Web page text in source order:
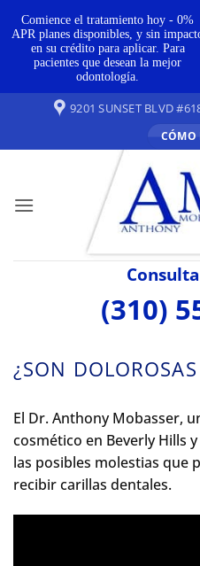
contenido
9201 SUNSET BLVD
CÓMO
(310)
¿SON
El Dr. Anthony Mobasser,
cosmético en Beverly Hills
las posibles molestias que
recibir carillas dentales.
Comience el tratamiento hoy - 0%
APR planes disponibles, y sin
en su crédito para aplicar. Para
pacientes que desean la mejor
odontología.